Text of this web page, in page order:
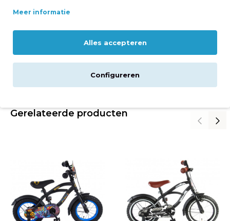
Gerelateerde producten
Meer informatie
Alles accepteren
Configureren